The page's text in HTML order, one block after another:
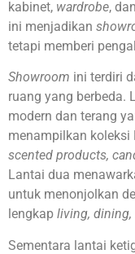
kabinet, wardrobe, dan
ini menjadikan
tetapi memberi
Showroom ini terdiri
ruang yang berbeda.
modern dan terang
menampilkan koleksi
scented products,
Lantai dua
untuk menonjolkan
lengkap living, dining,
Sementara lantai